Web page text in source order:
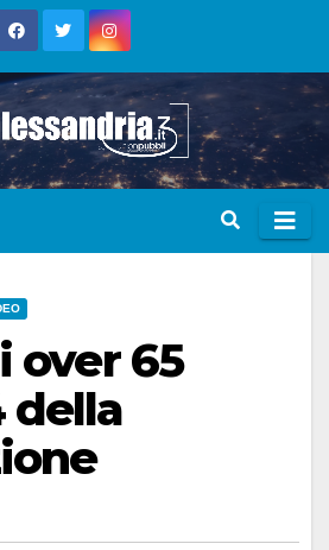
over 65
della